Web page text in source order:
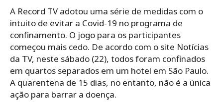
A Record TV adotou uma série de medidas com o
intuito de evitar a Covid-19 no programa de
confinamento. O jogo para os participantes
começou mais cedo. De acordo com o site Notícias
da TV, neste sábado (22), todos foram confinados
em quartos separados em um hotel em São Paulo.
A quarentena de 15 dias, no entanto, não é a única
ação para barrar a doença.